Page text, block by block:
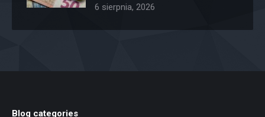
6 sierpnia, 2026
Blog categories